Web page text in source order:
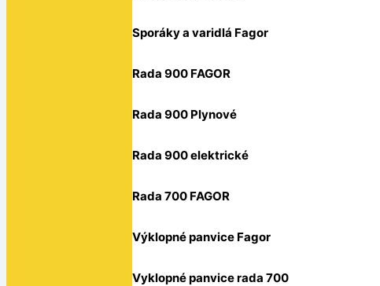
Sporáky a varidlá Fagor
Rada 900 FAGOR
Rada 900 Plynové
Rada 900 elektrické
Rada 700 FAGOR
Výklopné panvice Fagor
Vyklopné panvice rada 700